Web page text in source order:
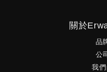
關於
品
公
我